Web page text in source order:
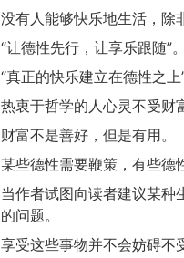
没有人能够快乐地生活，除
“让德性先行，让享乐跟随”。
“真正的快乐建立在德性之上”
热衷于哲学的人心灵不受财
财富不是善好，但是有用。
某些德性需要鞭策，有些德
当作者试图向读者建议某种
的问题。
享受这些事物并不会妨碍不